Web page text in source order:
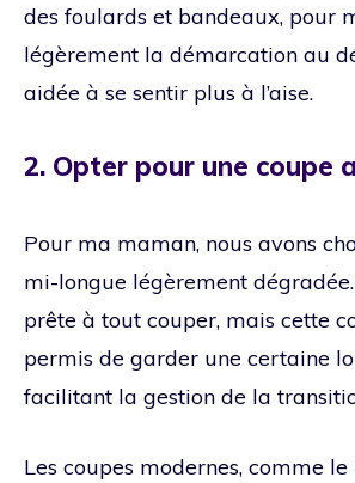
des foulards et bandeaux, pour
légèrement la démarcation au
aidée à se sentir plus à l’aise.
2. Opter pour une coupe
Pour ma maman, nous avons
mi-longue légèrement dégradée.
prête à tout couper, mais cette
permis de garder une certaine
facilitant la gestion de la
Les coupes modernes, comme